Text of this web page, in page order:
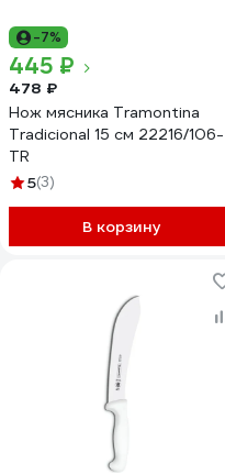
-7%
445 ₽
478 ₽
Нож мясника Tramontina
Tradicional 15 см 22216/106-
TR
5(3)
В корзину